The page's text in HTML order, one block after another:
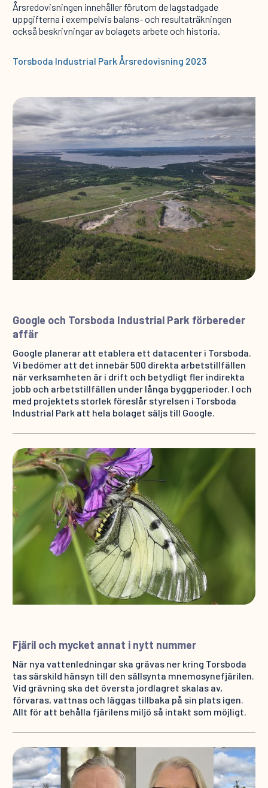
Årsredovisningen innehåller förutom de lagstadgade
uppgifterna i exempelvis balans- och resultaträkningen
också beskrivningar av bolagets arbete och historia.
Torsboda Industrial Park Årsredovisning 2023
Google och Torsboda Industrial Park förbereder
affär
Google planerar att etablera ett datacenter i Torsboda.
Vi bedömer att det innebär 500 direkta arbetstillfällen
när verksamheten är i drift och betydligt fler indirekta
jobb och arbetstillfällen under långa byggperioder. I och
med projektets storlek föreslår styrelsen i Torsboda
Industrial Park att hela bolaget säljs till Google.
Fjäril och mycket annat i nytt nummer
När nya vattenledningar ska grävas ner kring Torsboda
tas särskild hänsyn till den sällsynta mnemosynefjärilen.
Vid grävning ska det översta jordlagret skalas av,
förvaras, vattnas och läggas tillbaka på sin plats igen.
Allt för att behålla fjärilens miljö så intakt som möjligt.